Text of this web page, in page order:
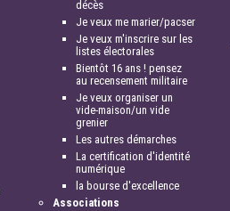
décès
Je veux me marier/pacser
Je veux m'inscrire sur les
listes électorales
Bientôt 16 ans ! pensez
au recensement militaire
Je veux organiser un
vide-maison/un vide
grenier
Les autres démarches
La certification d'identité
numérique
la bourse d'excellence
Associations